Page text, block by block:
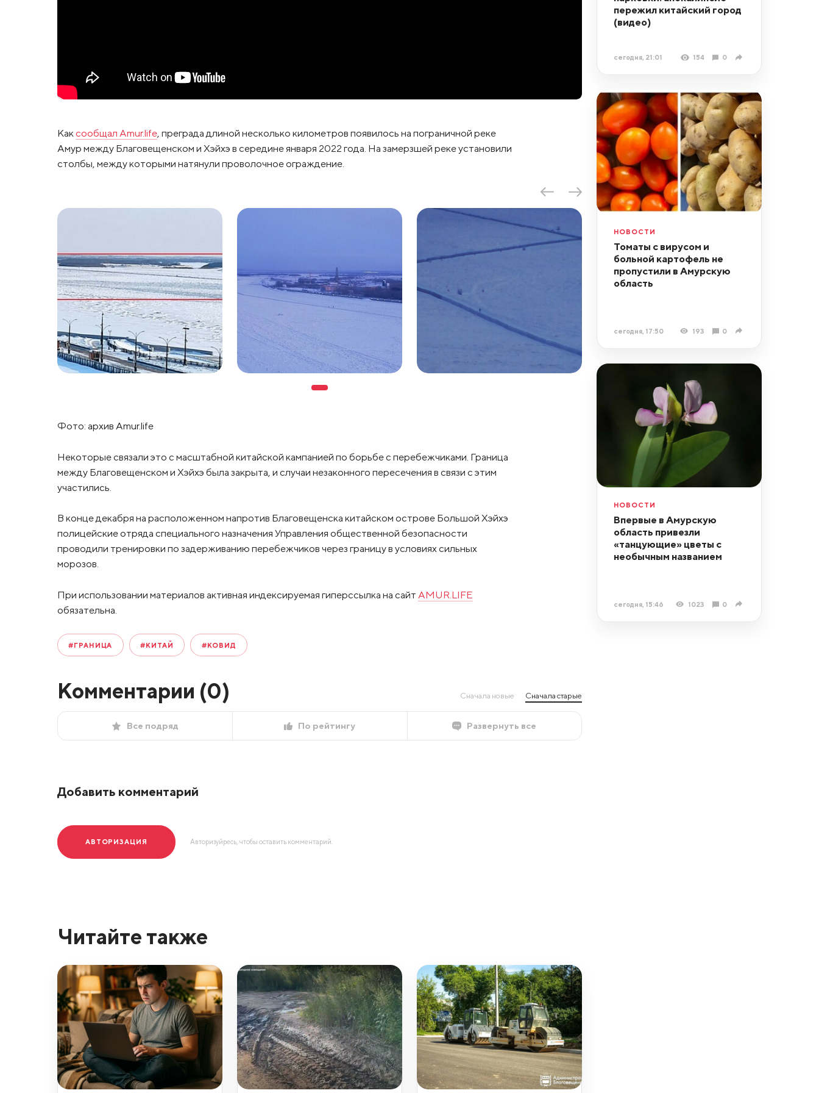
Каксообщал Amur.life, преграда длиной несколько километров появилось на пограничной реке
Амур между Благовещенском и Хэйхэ в середине января 2022 года. На замерзшей реке установили
столбы, между которыми натянули проволочное ограждение.
Фото: архив Amur.life
Некоторые связали это с масштабной китайской кампанией по борьбе с перебежчиками. Граница
между Благовещенском и Хэйхэ была закрыта, и случаи незаконного пересечения в связи с этим
участились.
В конце декабря на расположенном напротив Благовещенска китайском острове Большой Хэйхэ
полицейские отряда специального назначения Управления общественной безопасности
проводили тренировки по задерживанию перебежчиков через границу в условиях сильных
морозов.
При использовании материалов активная индексируемая гиперссылка на сайт AMUR.LIFE
обязательна.
#ГРАНИЦА #КИТАЙ #КОВИД
Комментарии (0) Сначала новые Сначала старые
Все подряд По рейтингу Развернуть все
Добавить комментарий
АВТОРИЗАЦИЯ Авторизуйресь, чтобы оставить комментарий.
пережил китайский город
(видео)
сегодня, 21:01 154 0
НОВОСТИ
Томаты с вирусом и
больной картофель не
пропустили в Амурскую
область
сегодня, 17:50 193 0
НОВОСТИ
Впервые в Амурскую
область привезли
«танцующие» цветы с
необычным названием
сегодня, 15:46 1023 0
Читайте также